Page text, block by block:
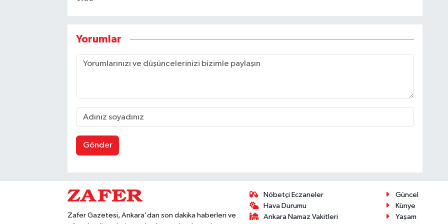
Yorumlar
Gönder
Zafer Gazetesi, Ankara'dan son dakika haberleri ve
Nöbetçi Eczaneler
Hava Durumu
Ankara Namaz Vakitleri
Güncel
Künye
Yaşam